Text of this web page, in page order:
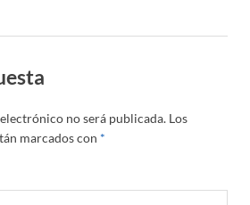
no será publicada. Los
marcados con *